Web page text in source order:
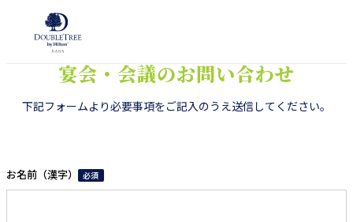
宴会・会議の​お問い​合わせ
下記フォームより​必要事項を​ご記入のうえ送信してください。
お名前（漢字） 必須